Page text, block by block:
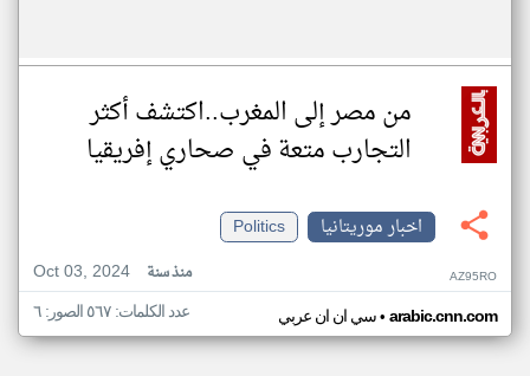
من مصر إلى المغرب..اكتشف أكثر
التجارب متعة في صحاري إفريقيا
اخبار موريتانيا
Politics
Oct 03, 2024
منذ سنة AZ95RO
سي ان ان عربي• arabic.cnn.com عدد الكلمات: ٥٦٧ الصور: ٦